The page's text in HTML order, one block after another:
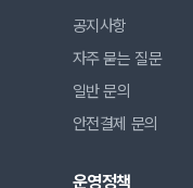
공지사항
자주 묻는 질문
일반 문의
안전결제 문의
운영정책